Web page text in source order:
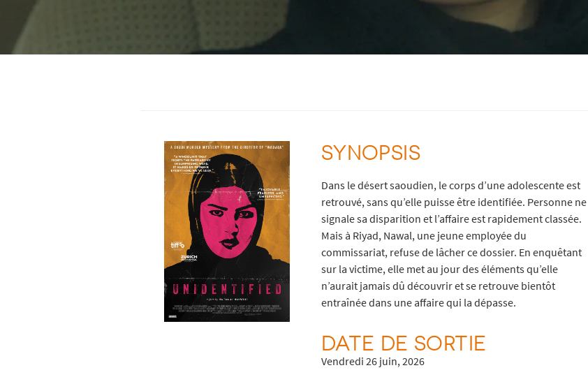
SYNOPSIS
Dans le désert saoudien, le corps d’une adolescente est
retrouvé, sans qu’elle puisse être identifiée. Personne ne
signale sa disparition et l’affaire est rapidement classée.
Mais à Riyad, Nawal, une jeune employée du
commissariat, refuse de lâcher ce dossier. En enquêtant
sur la victime, elle met au jour des éléments qu’elle
n’aurait jamais dû découvrir et se retrouve bientôt
entraînée dans une affaire qui la dépasse.
DATE DE SORTIE
Vendredi 26 juin, 2026